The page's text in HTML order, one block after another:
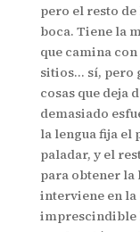
pero el resto de
boca. Tiene la
que camina
sitios… sí, pero
cosas que deja
demasiado
la lengua fija el
paladar, y el
para obtener la
interviene en la
imprescindible